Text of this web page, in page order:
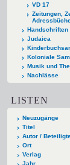
VD 17
Zeitungen,
Handschriften
Judaica
Koloniale
Musik und
Nachlässe
LISTEN
Neuzugänge
Titel
Autor /
Ort
Verlag
Jahr